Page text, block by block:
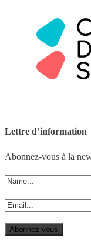
Lettre d’information
Abonnez-vous à la